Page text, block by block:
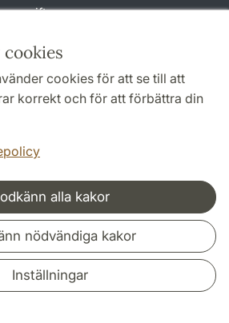
cookies för att se till att
korrekt och för att förbättra din
alla kakor
nödvändiga kakor
Inställningar
och nätverk